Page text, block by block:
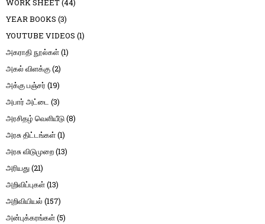
WORK SHEET(44)
YEAR BOOKS (3)
YOUTUBE VIDEOS (1)
அகராதி நூல்கள்(1)
அகல் விளக்கு(2)
அக்கு பஞ்சர் (19)
அபார் அட்டை (3)
அரசிதழ் வெளியீடு(8)
அரசு திட்டங்கள்(1)
அரசு விடுமுறை(13)
அரியது(21)
அறிவிப்புகள்(13)
அறிவியியல் (157)
அன்புக்கரங்கள்(5)